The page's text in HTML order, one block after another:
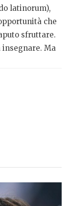
latinorum),
che
sfruttare.
insegnare. Ma